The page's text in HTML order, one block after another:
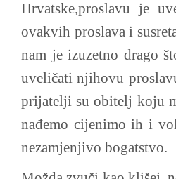
Hrvatske,proslavu je
ovakvih proslava i
nam je izuzetno drago
uveličati njihovu
prijatelji su obitelj koju
nađemo cijenimo ih i
nezamjenjivo bogatstvo.